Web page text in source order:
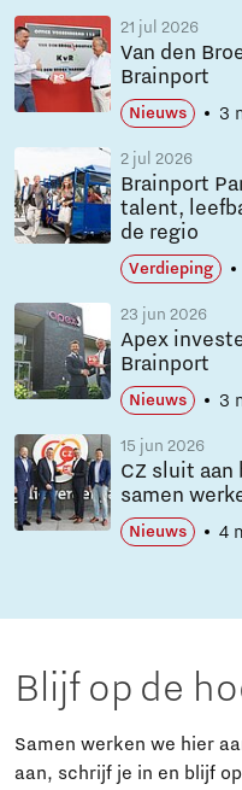
21 jul 2026
Van den
Brainport
Nieuws 3
2 jul 2026
Brainport
talent,
de regio
Verdieping
23 jun 2026
Apex
Brainport
Nieuws 3
15 jun 2026
CZ sluit
samen
Nieuws 4
Blijf op de
Samen werken we hier
aan, schrijf je in en blijf